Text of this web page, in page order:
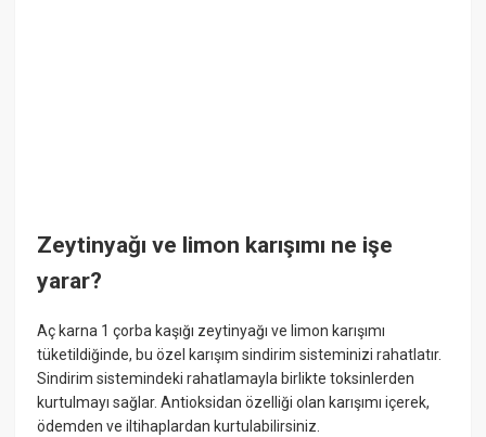
Zeytinyağı ve limon karışımı ne işe
yarar?
Aç karna 1 çorba kaşığı zeytinyağı ve limon karışımı
tüketildiğinde, bu özel karışım sindirim sisteminizi rahatlatır.
Sindirim sistemindeki rahatlamayla birlikte toksinlerden
kurtulmayı sağlar. Antioksidan özelliği olan karışımı içerek,
ödemden ve iltihaplardan kurtulabilirsiniz.